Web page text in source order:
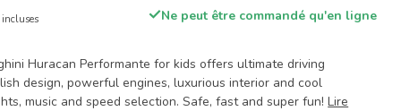
incluses Ne peut être commandé qu'en ligne
Huracan Performante for kids offers ultimate driving
design, powerful engines, luxurious interior and cool
music and speed selection. Safe, fast and super fun!Lire